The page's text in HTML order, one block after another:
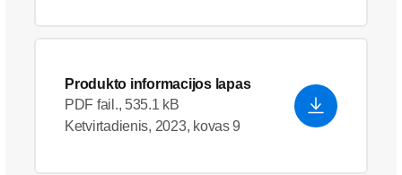
Produkto informacijos lapas
PDF fail., 535.1 kB
Ketvirtadienis, 2023, kovas 9